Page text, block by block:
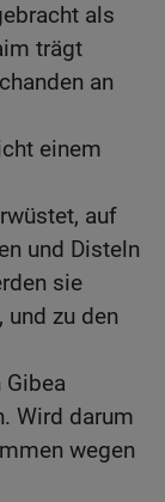
als
trägt
an
einem
auf
und Disteln
sie
und zu den
Wird darum
wegen